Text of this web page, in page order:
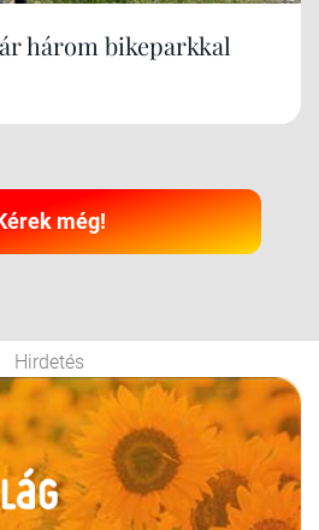
három bikeparkkal
még!
Hirdetés